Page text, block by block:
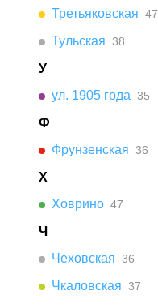
Третьяковская 47
Тульская 38
У
ул. 1905 года 35
Ф
Фрунзенская 36
Х
Ховрино 47
Ч
Чеховская 36
Чкаловская 37